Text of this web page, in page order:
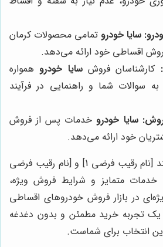
سایا خودرو تمامی محصولات کرمان
اقساطی خود ارائه می‌دهد.
کارشناسان فروشسایا خودروهمواره
سوالات شما و راهنمایی در فرآیند
سایا خودروخدمات پس از فروش
خود ارائه می‌دهد.
در مقایسه با رقبایی مانند [نام رقیب فرضی 1] و [نام رقیب فرضی
خدمات متمایز و شرایط فروش ویژه،
در بازار فروش خودروهای اقساطی
یک تجربه خرید مطمئن و بدون دغدغه
انتخاب برای شماست.